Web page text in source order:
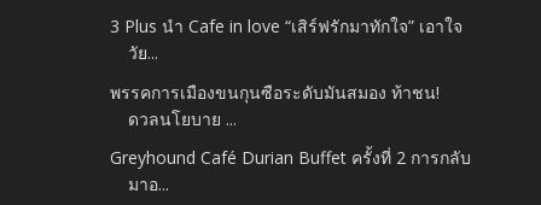
3 Plus นำ Cafe in love “เสิร์ฟรักมาทักใจ” เอาใจ
วัย...
พรรคการเมืองขนกุนซือระดับมันสมอง ท้าชน!
ดวลนโยบาย ...
Greyhound Café Durian Buffet ครั้งที่ 2 การกลับ
มาอ...